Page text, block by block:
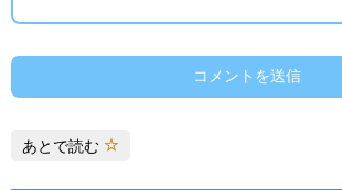
あとで読む